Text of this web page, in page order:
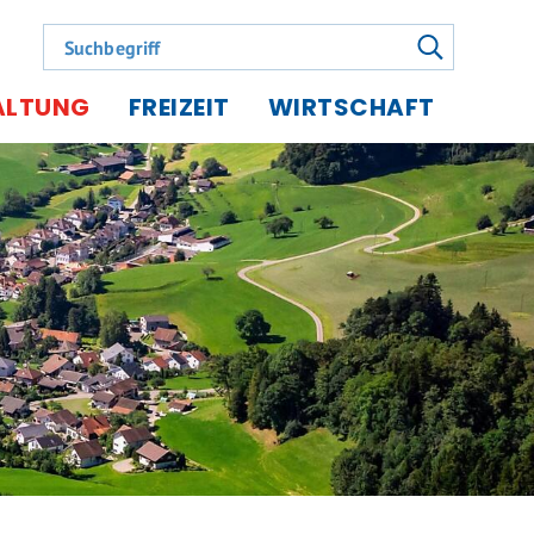
Suchbegriff
suchen
FREIZEIT WIRTSCHAFT